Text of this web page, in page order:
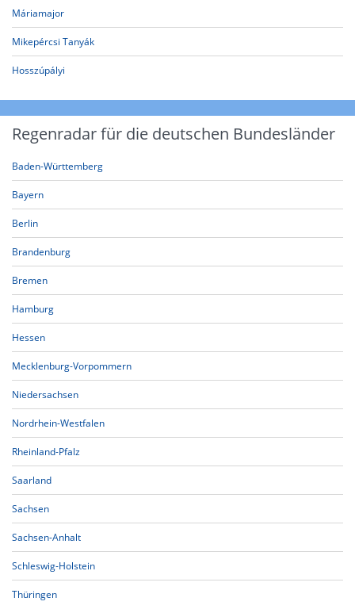
Máriamajor
Mikepércsi Tanyák
Hosszúpályi
Regenradar für die deutschen Bundesländer
Baden-Württemberg
Bayern
Berlin
Brandenburg
Bremen
Hamburg
Hessen
Mecklenburg-Vorpommern
Niedersachsen
Nordrhein-Westfalen
Rheinland-Pfalz
Saarland
Sachsen
Sachsen-Anhalt
Schleswig-Holstein
Thüringen